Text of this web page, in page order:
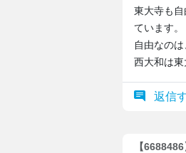
東大寺も
ています。
自由なのは
西大和は東
返信
【